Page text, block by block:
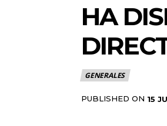
HA
GENERALES
PUBLISHED ON 15